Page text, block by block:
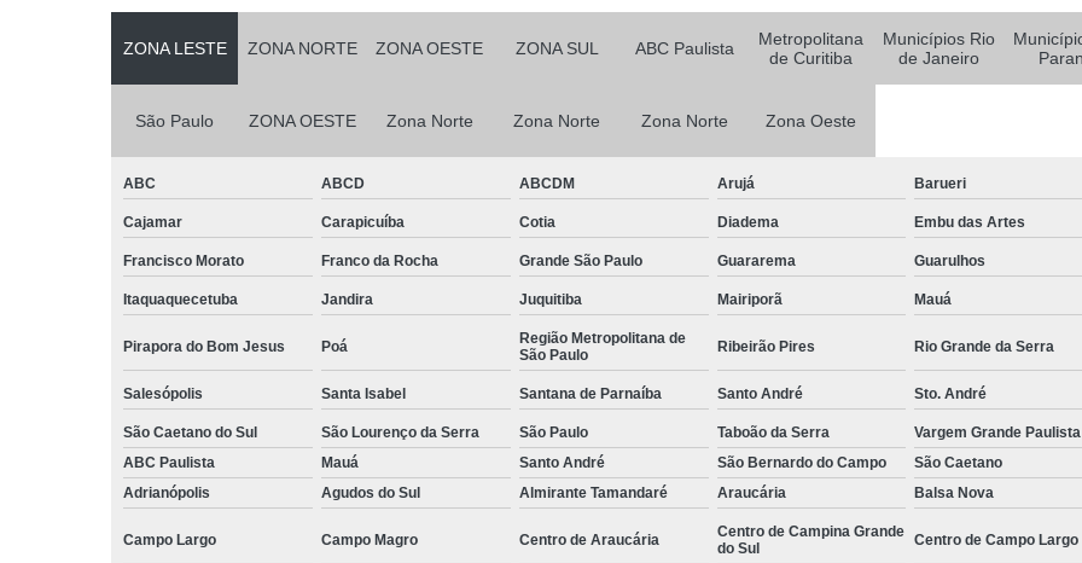
Serviços de
manutenção
predial
Serviços de
monitoramento
Serviços de
montagem
Serviços de
paisagismo
zeladoria
Serviços
terceirizados de
ajudante
Serviços
terceirizados de
Empresa de Logística
Empresa de
Empresa Logística São
Empresa de
Empresa
Empresa
Empresa
Empresa
Empresa
Empresa
Empresa
Empresa Monitoramento 24
ZONA LESTE ZONA NORTE ZONA OESTE ZONA SUL ABC Paulista
Metropolitana
de Curitiba
Municípios Rio
de Janeiro
São Paulo ZONA OESTE Zona Norte Zona Norte Zona Norte Zona Oeste
ABC ABCD ABCDM Arujá Barueri
Cajamar Carapicuíba Cotia Diadema Embu das Artes
Francisco Morato Franco da Rocha Grande São Paulo Guararema Guarulhos
Itaquaquecetuba Jandira Juquitiba Mairiporã Mauá
Pirapora do Bom Jesus Poá
Região Metropolitana de
São Paulo
Ribeirão Pires Rio Grande da Serra
Salesópolis Santa Isabel Santana de Parnaíba Santo André Sto. André
São Caetano do Sul São Lourenço da Serra São Paulo Taboão da Serra
Vargem Grande Paulista
ABC Paulista
Mauá Santo André São Bernardo do Campo São Caetano
Adrianópolis
Agudos do Sul Almirante Tamandaré Araucária Balsa Nova
Campo Largo Campo Magro Centro de Araucária
Centro de Campina Grande
do Sul
Centro de Campo Largo